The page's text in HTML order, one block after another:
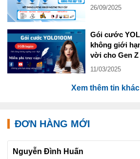
26/09/2025
Gói cước
không giới
vời cho Gen Z
11/03/2025
Xem thêm tin khác
ĐƠN HÀNG MỚI
Nguyễn Đình Huấn